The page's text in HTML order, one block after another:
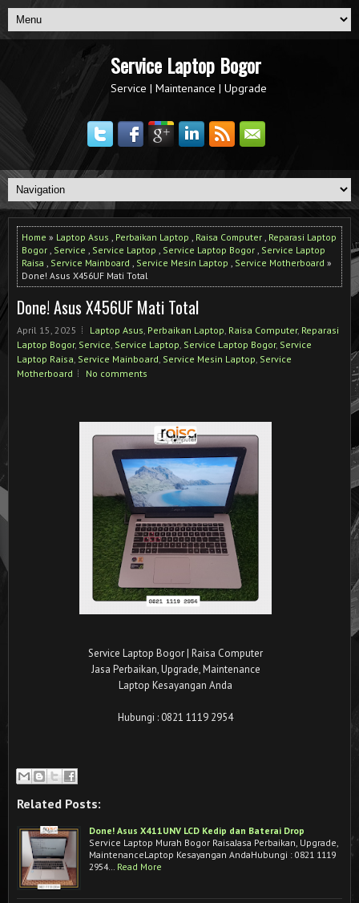
Service Laptop Bogor
Service | Maintenance | Upgrade
Home » Laptop Asus , Perbaikan Laptop , Raisa Computer , Reparasi Laptop
Bogor , Service , Service Laptop , Service Laptop Bogor , Service Laptop
Raisa , Service Mainboard , Service Mesin Laptop , Service Motherboard »
Done! Asus X456UF Mati Total
Done! Asus X456UF Mati Total
April 15, 2025 Laptop Asus, Perbaikan Laptop, Raisa Computer, Reparasi
Laptop Bogor, Service, Service Laptop, Service Laptop Bogor, Service
Laptop Raisa, Service Mainboard, Service Mesin Laptop, Service
Motherboard
No comments
Service Laptop Bogor | Raisa Computer
Jasa Perbaikan, Upgrade, Maintenance
Laptop Kesayangan Anda
Hubungi : 0821 1119 2954
Related Posts:
Done! Asus X411UNV LCD Kedip dan Baterai Drop
Service Laptop Murah Bogor RaisaJasa Perbaikan, Upgrade,
MaintenanceLaptop Kesayangan AndaHubungi : 0821 1119
2954…
Read More